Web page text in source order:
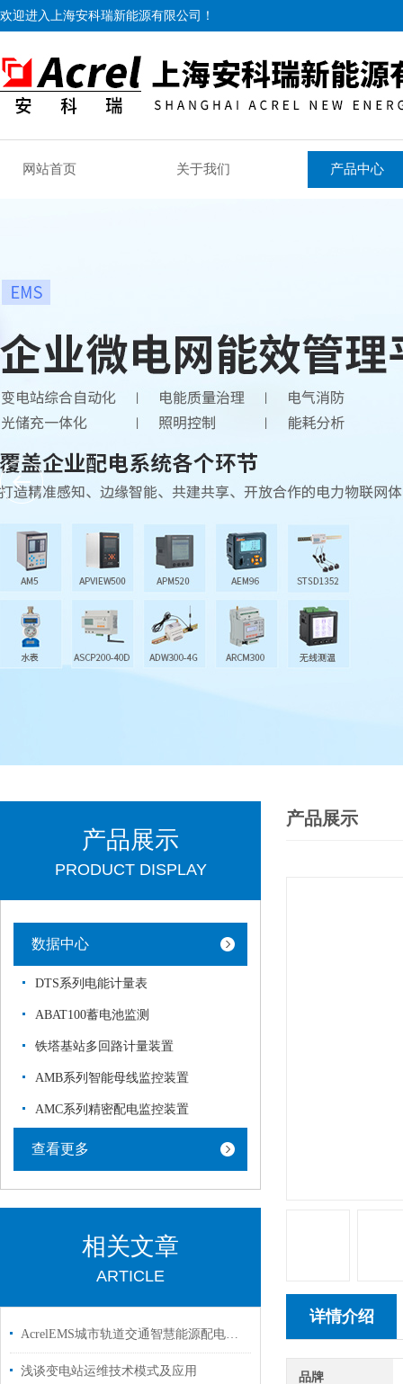
欢迎进入上海安科瑞新能源有限公司！
网站首页 关于我们 产品中心
产品展示
PRODUCT DISPLAY
数据中心
DTS系列电能计量表
ABAT100蓄电池监测
铁塔基站多回路计量装置
AMB系列智能母线监控装置
AMC系列精密配电监控装置
查看更多
相关文章
ARTICLE
AcrelEMS城市轨道交通智慧能源配电解决方案
浅谈变电站运维技术模式及应用
产品展示
详情介绍
品牌